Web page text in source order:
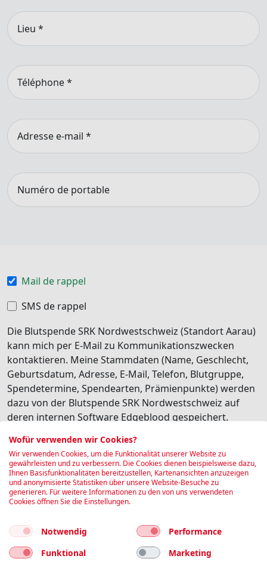
Lieu *
Téléphone*
Adresse e-mail *
Numéro de portable
Mail de rappel
SMS de rappel
Die Blutspende SRK Nordwestschweiz (Standort Aarau)
kann mich per E-Mail zu Kommunikationszwecken
kontaktieren. Meine Stammdaten (Name, Geschlecht,
Geburtsdatum, Adresse, E-Mail, Telefon, Blutgruppe,
Spendetermine, Spendearten, Prämienpunkte) werden
dazu von der Blutspende SRK Nordwestschweiz auf
deren internen Software Edgeblood gespeichert.
Gesundheitsdaten) werden dabei nicht transferiert. Ich
habe jederzeit die Möglichkeit, diese personalisierte
Kommunikation wieder abzubestellen.
Je suis d'accord
Réserver
Wofür verwenden wir Cookies?
Wir verwenden Cookies, um die Funktionalität unserer Website zu
gewährleisten und zu verbessern. Die Cookies dienen beispielsweise dazu,
Ihnen Basisfunktionalitäten bereitzustellen, Kartenansichten anzuzeigen
und anonymisierte Statistiken über unsere Website-Besuche zu
generieren. Für weitere Informationen zu den von uns verwendeten
Cookies öffnen Sie die Einstellungen.
Notwendig
Performance
Funktional
Marketing